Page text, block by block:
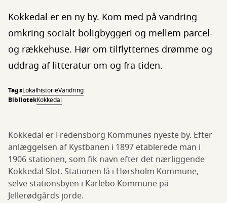
Kokkedal er en ny by. Kom med på vandring
omkring socialt boligbyggeri og mellem parcel-
og rækkehuse. Hør om tilflytternes drømme og
uddrag af litteratur om og fra tiden.
TagsLokalhistorieVandring
BibliotekKokkedal
Kokkedal er Fredensborg Kommunes nyeste by. Efter
anlæggelsen af Kystbanen i 1897 etablerede man i
1906 stationen, som fik navn efter det nærliggende
Kokkedal Slot. Stationen lå i Hørsholm Kommune,
selve stationsbyen i Karlebo Kommune på
Jellerødgårds jorde.